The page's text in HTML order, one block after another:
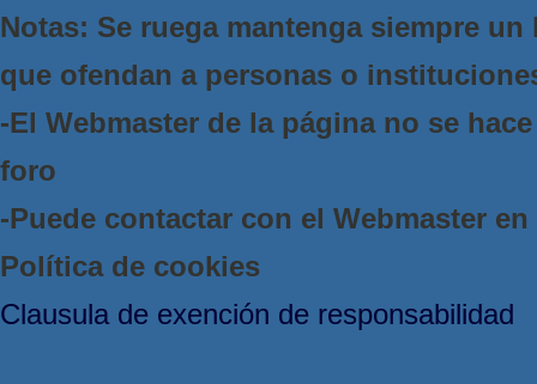
Notas: Se ruega mantenga siempre
que ofendan a personas o
-El Webmaster de la página no se
foro
-Puede contactar con el Webmaster
Política de cookies
Clausula de exención de responsabilidad